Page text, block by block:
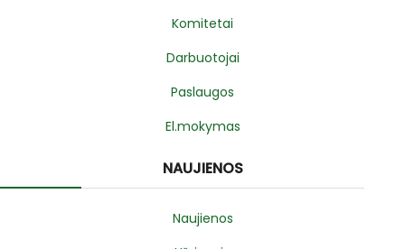
Komitetai
Darbuotojai
Paslaugos
El.mokymas
NAUJIENOS
Naujienos